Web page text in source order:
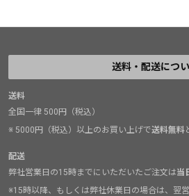
送料・配送につ
送料
全国一律 500円（税込）
※ 5000円（税込）以上のお買い上げで送料無料
配送
弊社営業日の15時までにいただいたご注文は当
※15時以降、もしくは弊社休業日の場合は、翌